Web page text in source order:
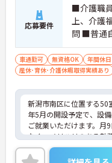
応募要件
■介護職
上、介護
問 ■普通
車通勤可 無資格OK 年間休
産休･育休･介護休暇取得実績あり
新潟市南区に位置する50
年5月の開設予定で、設
ご就業いただけます。月
なく、メリハリのある勤
格がない方も相談できま
面接対策ポイントなど、